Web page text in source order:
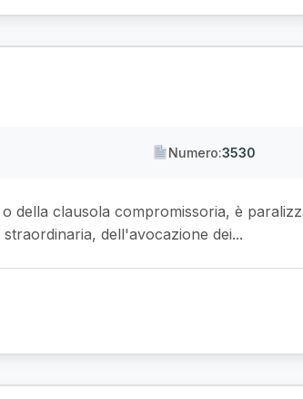
Numero:3530
della clausola compromissoria, è
dell'avocazione dei...